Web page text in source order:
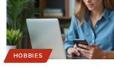
HOBBIES